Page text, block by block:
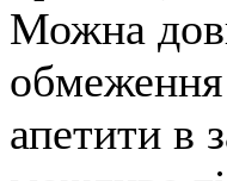
Можна
обмеження
апетити в